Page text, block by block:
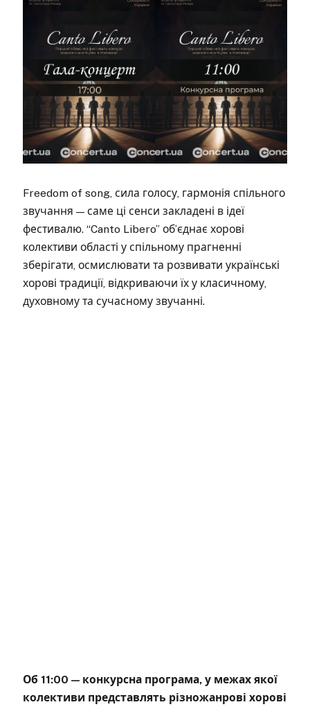
Freedom of song, сила голосу, гармонія спільного
звучання — саме ці сенси закладені в ідеї
фестивалю. “Canto Libero” об’єднає хорові
колективи області у спільному прагненні
зберігати, осмислювати та розвивати українські
хорові традиції, відкриваючи їх у класичному,
духовному та сучасному звучанні.
Об 11:00 — конкурсна програма, у межах якої
колективи представлять різножанрові хорові